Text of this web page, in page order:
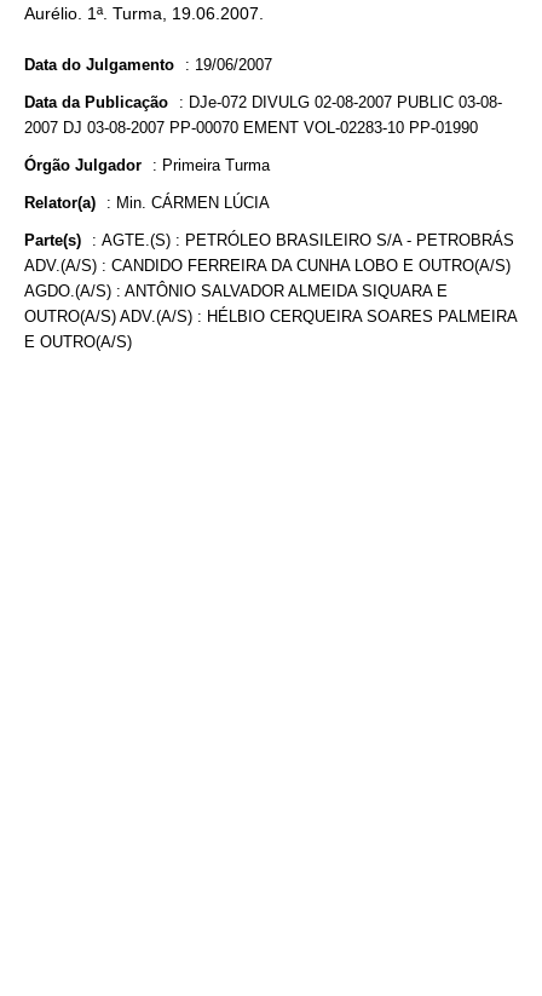
Aurélio. 1ª. Turma, 19.06.2007.
Data do Julgamento : 19/06/2007
Data da Publicação : DJe-072 DIVULG 02-08-2007 PUBLIC 03-08-
2007 DJ 03-08-2007 PP-00070 EMENT VOL-02283-10 PP-01990
Órgão Julgador : Primeira Turma
Relator(a) : Min. CÁRMEN LÚCIA
Parte(s) : AGTE.(S) : PETRÓLEO BRASILEIRO S/A - PETROBRÁS
ADV.(A/S) : CANDIDO FERREIRA DA CUNHA LOBO E OUTRO(A/S)
AGDO.(A/S) : ANTÔNIO SALVADOR ALMEIDA SIQUARA E
OUTRO(A/S) ADV.(A/S) : HÉLBIO CERQUEIRA SOARES PALMEIRA
E OUTRO(A/S)